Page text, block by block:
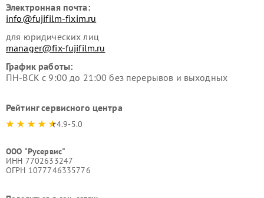
Электронная почта:
info@fujifilm-fixim.ru
для юридических лиц
manager@fix-fujifilm.ru
График работы:
ПН-ВСК с 9:00 до 21:00 без перерывов и выходных
Рейтинг сервисного центра
4.9-5.0
ООО "Русервис"
ИНН 7702633247
ОГРН 1077746335776